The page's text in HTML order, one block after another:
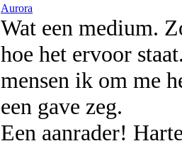
Aurora
Wat een medium.
hoe het ervoor
mensen ik om me
een gave zeg.
Een aanrader!